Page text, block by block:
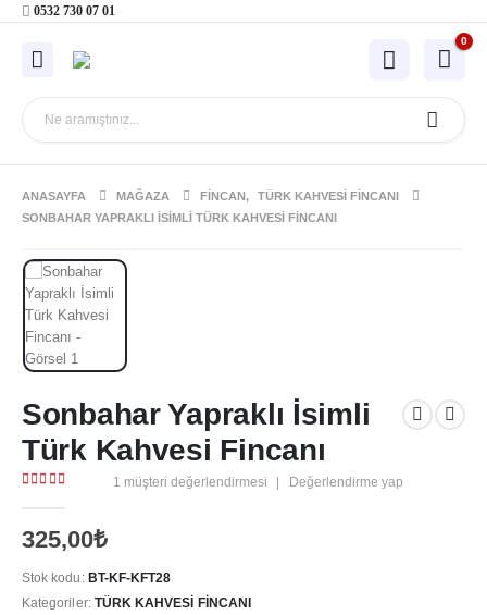
0532 730 07 01
0
ANASAYFA MAĞAZA FINCAN,
TÜRK KAHVESI FINCANI
SONBAHAR YAPRAKLI İSIMLI TÜRK KAHVESI FINCANI
Sonbahar Yapraklı İsimli
Türk Kahvesi Fincanı
1 müşteri değerlendirmesi | Değerlendirme yap
325,00₺
Stok kodu: BT-KF-KFT28
Kategoriler: TÜRK KAHVESI FINCANI